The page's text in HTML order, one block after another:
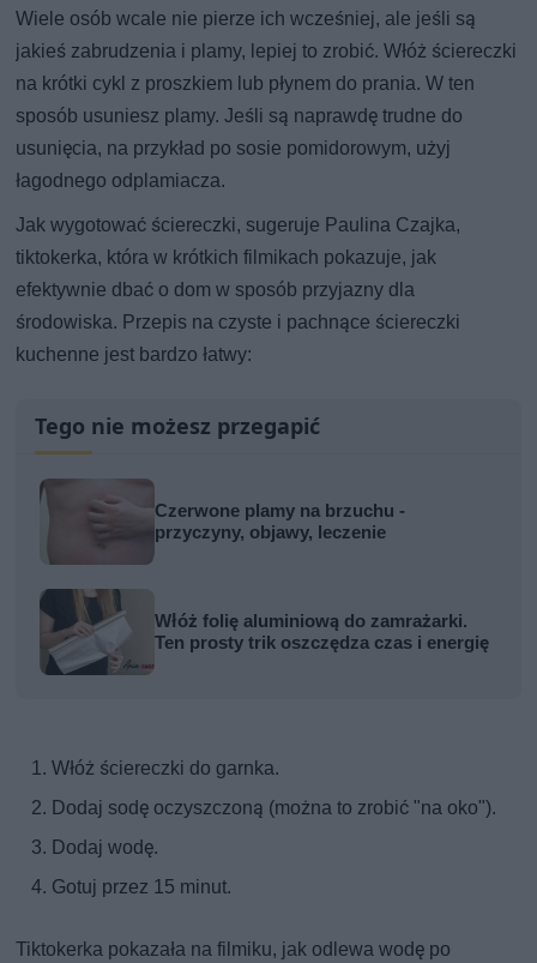
Wiele osób wcale nie pierze ich wcześniej, ale jeśli są
jakieś zabrudzenia i plamy, lepiej to zrobić. Włóż ściereczki
na krótki cykl z proszkiem lub płynem do prania. W ten
sposób usuniesz plamy. Jeśli są naprawdę trudne do
usunięcia, na przykład po sosie pomidorowym, użyj
łagodnego odplamiacza.
Jak wygotować ściereczki, sugeruje Paulina Czajka,
tiktokerka, która w krótkich filmikach pokazuje, jak
efektywnie dbać o dom w sposób przyjazny dla
środowiska. Przepis na czyste i pachnące ściereczki
kuchenne jest bardzo łatwy:
Tego nie możesz przegapić
Czerwone plamy na brzuchu -
przyczyny, objawy, leczenie
Włóż folię aluminiową do zamrażarki.
Ten prosty trik oszczędza czas i energię
Włóż ściereczki do garnka.
Dodaj sodę oczyszczoną (można to zrobić "na oko").
Dodaj wodę.
Gotuj przez 15 minut.
Tiktokerka pokazała na filmiku, jak odlewa wodę po